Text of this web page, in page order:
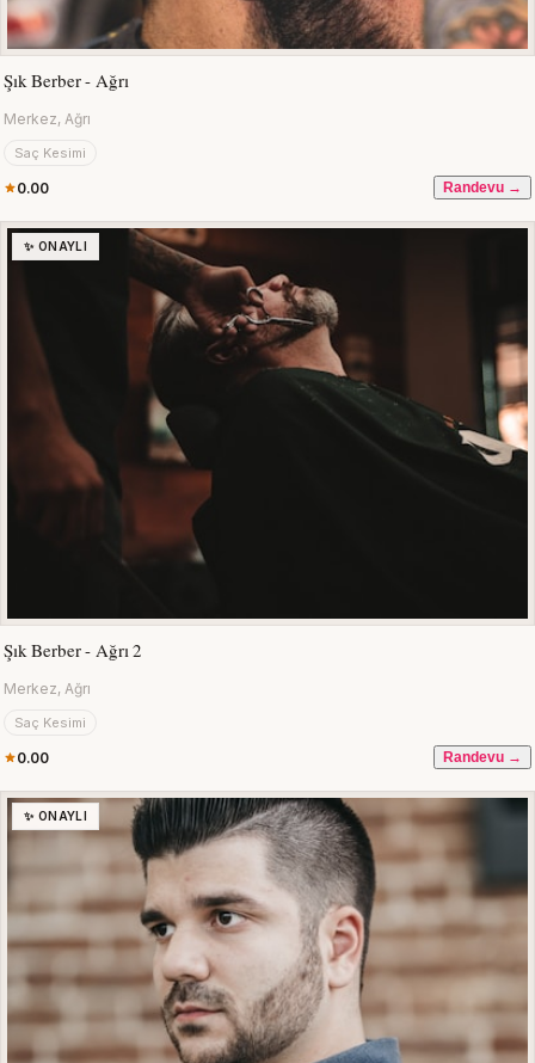
Şık Berber - Ağrı
Merkez, Ağrı
Saç Kesimi
0.00 Randevu →
✨ ONAYLI
Şık Berber - Ağrı 2
Merkez, Ağrı
Saç Kesimi
0.00 Randevu →
✨ ONAYLI